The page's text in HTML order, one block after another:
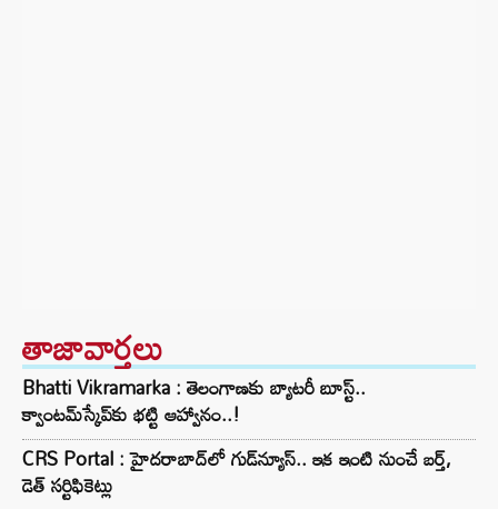
తాజావార్తలు
Bhatti Vikramarka : తెలంగాణకు బ్యాటరీ బూస్ట్..
క్వాంటమ్‌స్కేప్‌కు భట్టి ఆహ్వానం..!
CRS Portal : హైదరాబాద్‌లో గుడ్‌న్యూస్.. ఇక ఇంటి నుంచే బర్త్,
డెత్ సర్టిఫికెట్లు